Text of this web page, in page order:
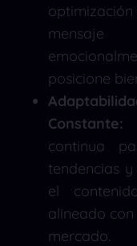
optimización
posicione
Constante:
continua
tendencias
el
alineado
mercado.